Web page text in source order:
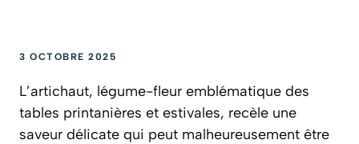
3 OCTOBRE 2025
L’artichaut, légume-fleur emblématique des
tables printanières et estivales, recèle une
saveur délicate qui peut malheureusement être